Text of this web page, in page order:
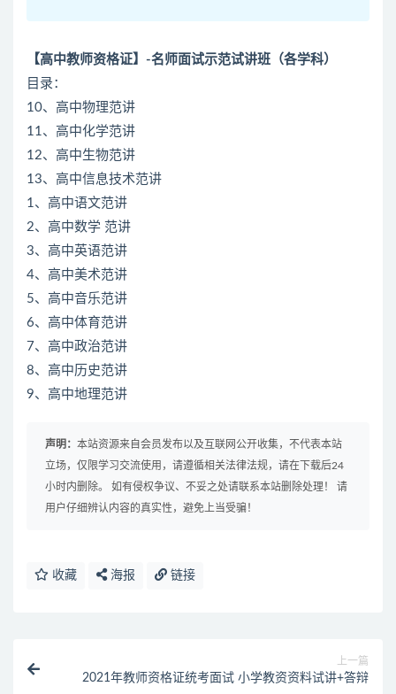
【高中教师资格证】-名师面试示范试讲班（各学科）
目录：
10、高中物理范讲
11、高中化学范讲
12、高中生物范讲
13、高中信息技术范讲
1、高中语文范讲
2、高中数学 范讲
3、高中英语范讲
4、高中美术范讲
5、高中音乐范讲
6、高中体育范讲
7、高中政治范讲
8、高中历史范讲
9、高中地理范讲
声明： 本站资源来自会员发布以及互联网公开收集，不代表本站
立场，仅限学习交流使用，请遵循相关法律法规，请在下载后24
小时内删除。 如有侵权争议、不妥之处请联系本站删除处理！ 请
用户仔细辨认内容的真实性，避免上当受骗！
收藏 海报 链接
上一篇
2021年教师资格证统考面试 小学教资资料试讲+答辩